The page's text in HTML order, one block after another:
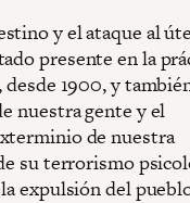
y el ataque al
presente en la
1900, y
nuestra gente y el
de nuestra
su terrorismo
expulsión del